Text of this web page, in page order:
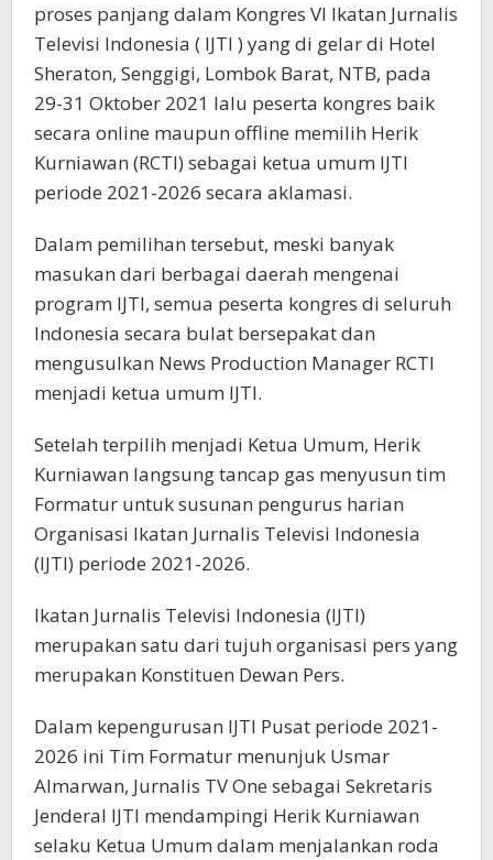
proses panjang dalam Kongres VI Ikatan Jurnalis
Televisi Indonesia ( IJTI ) yang di gelar di Hotel
Sheraton, Senggigi, Lombok Barat, NTB, pada
29-31 Oktober 2021 lalu peserta kongres baik
secara online maupun offline memilih Herik
Kurniawan (RCTI) sebagai ketua umum IJTI
periode 2021-2026 secara aklamasi.
Dalam pemilihan tersebut, meski banyak
masukan dari berbagai daerah mengenai
program IJTI, semua peserta kongres di seluruh
Indonesia secara bulat bersepakat dan
mengusulkan News Production Manager RCTI
menjadi ketua umum IJTI.
Setelah terpilih menjadi Ketua Umum, Herik
Kurniawan langsung tancap gas menyusun tim
Formatur untuk susunan pengurus harian
Organisasi Ikatan Jurnalis Televisi Indonesia
(IJTI) periode 2021-2026.
Ikatan Jurnalis Televisi Indonesia (IJTI)
merupakan satu dari tujuh organisasi pers yang
merupakan Konstituen Dewan Pers.
Dalam kepengurusan IJTI Pusat periode 2021-
2026 ini Tim Formatur menunjuk Usmar
Almarwan, Jurnalis TV One sebagai Sekretaris
Jenderal IJTI mendampingi Herik Kurniawan
selaku Ketua Umum dalam menjalankan roda